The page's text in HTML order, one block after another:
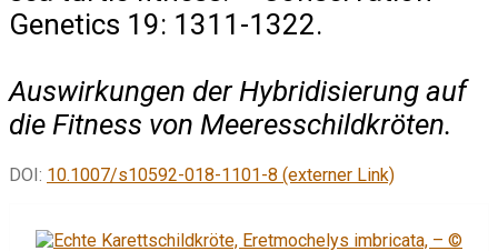
Genetics 19: 1311-1322.
Auswirkungen der Hybridisierung auf
die Fitness von Meeresschildkröten.
DOI: 10.1007/s10592-018-1101-8 (externer Link)